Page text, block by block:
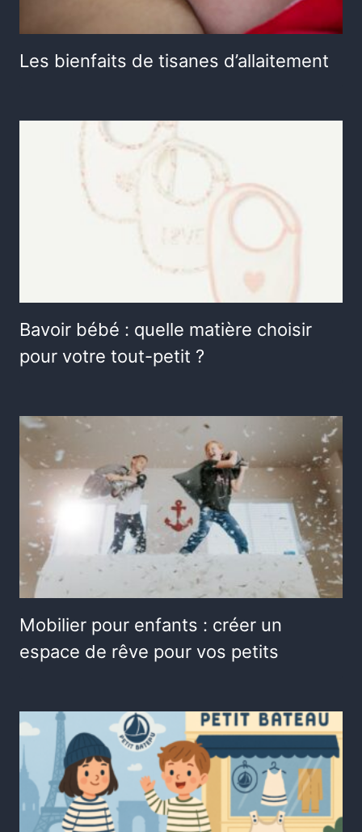
Les bienfaits de tisanes d’allaitement
Bavoir bébé : quelle matière choisir
pour votre tout-petit ?
Mobilier pour enfants : créer un
espace de rêve pour vos petits